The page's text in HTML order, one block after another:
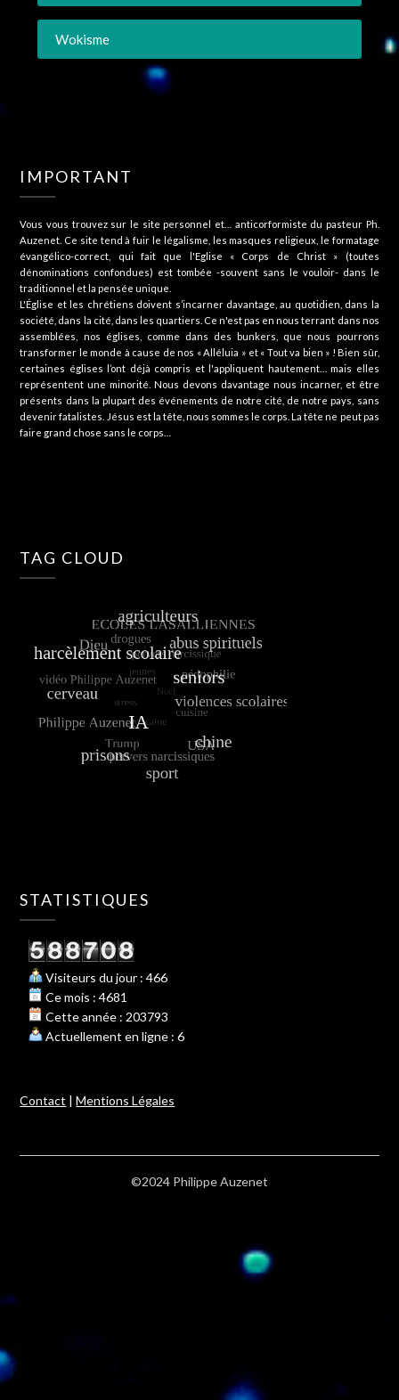
Wokisme
IMPORTANT
Vous vous trouvez sur le site personnel et… anticorformiste du pasteur Ph.
Auzenet. Ce site tend à fuir le légalisme, les masques religieux, le formatage
évangélico-correct, qui fait que l'Eglise « Corps de Christ » (toutes
dénominations confondues) est tombée -souvent sans le vouloir- dans le
traditionnel et la pensée unique.
L'Église et les chrétiens doivent s’incarner davantage, au quotidien, dans la
société, dans la cité, dans les quartiers. Ce n'est pas en nous terrant dans nos
assemblées, nos églises, comme dans des bunkers, que nous pourrons
transformer le monde à cause de nos « Alléluia » et « Tout va bien » ! Bien sûr,
certaines églises l’ont déjà compris et l'appliquent hautement… mais elles
représentent une minorité. Nous devons davantage nous incarner, et être
présents dans la plupart des événements de notre cité, de notre pays, sans
devenir fatalistes. Jésus est la tête, nous sommes le corps. La tête ne peut pas
faire grand chose sans le corps…
TAG CLOUD
STATISTIQUES
Visiteurs du jour : 466
Ce mois : 4681
Cette année : 203793
Actuellement en ligne : 6
Contact |Mentions Légales
©2024 Philippe Auzenet